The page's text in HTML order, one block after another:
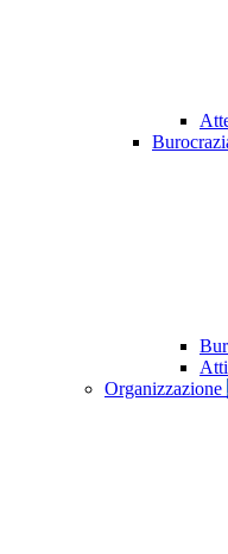
Organizzazione